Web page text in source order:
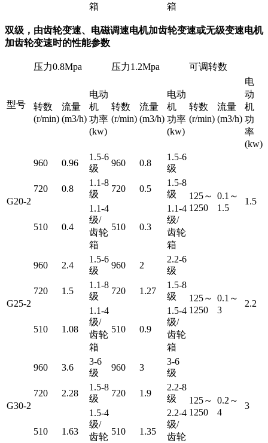
箱
箱
双级，由齿轮变速、电磁调速电机加齿轮变速或无级变速电机
加齿轮变速时的性能参数
型号
压力0.8Mpa 压力1.2Mpa 可调转数
转数
(r/min)
流量
(m3/h)
电动
机
功率
(kw)
转数
(r/min)
流量
(m3/h)
电动
机
功率
(kw)
转数
(r/min)
流量
(m3/h)
电
动
机
功
率
(kw)
G20-2
960 0.96
1.5-6
级
960 0.8
1.5-6
级
125～
1250
0.1～
1.5
1.5
720 0.8
1.1-8
级
720 0.5
1.5-8
级
510 0.4
1.1-4
级/
齿轮
箱
510 0.3
1.1-4
级/
齿轮
箱
G25-2
960 2.4
1.5-6
级
960 2
2.2-6
级
125～
1250
0.1～
3
2.2
720 1.5
1.1-8
级
720 1.27
1.5-8
级
510 1.08
1.1-4
级/
齿轮
箱
510 0.9
1.5-4
级/
齿轮
箱
G30-2
960 3.6
3-6
级
960 3
3-6
级
125～
1250
0.2～
4
3
720 2.28
1.5-8
级
720 1.9
2.2-8
级
510 1.63
1.5-4
级/
齿轮
510 1.35
2.2-4
级/
齿轮